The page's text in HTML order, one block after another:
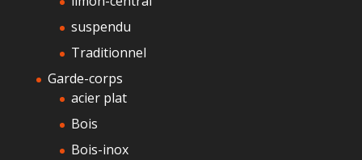
suspendu
Traditionnel
Garde-corps
acier plat
Bois
Bois-inox